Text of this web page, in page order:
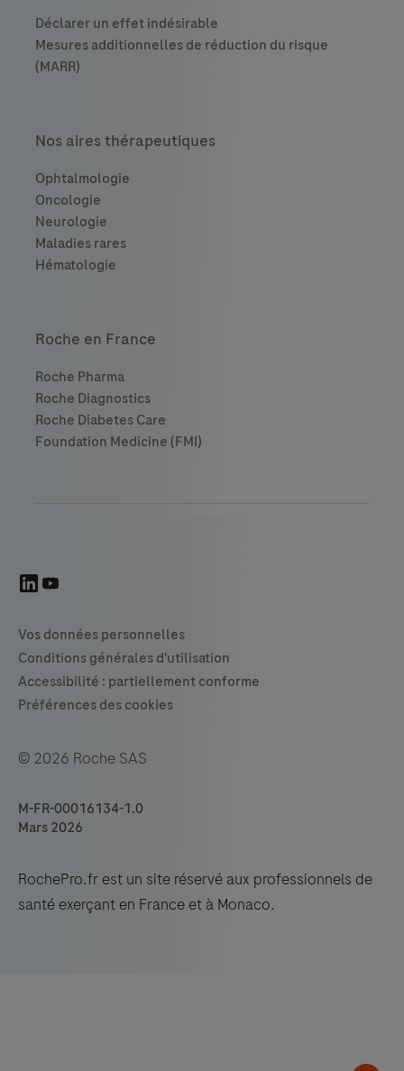
Nos aires thérapeutiques
Roche en France
© 2026 Roche SAS
M-FR-00016134-1.0
Mars 2026
RochePro.fr est un site réservé aux professionnels de
santé exerçant en France et à Monaco.